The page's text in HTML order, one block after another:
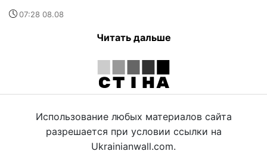
07:28 08.08
Читать дальше
Использование любых материалов сайта
разрешается при условии ссылки на
Ukrainianwall.com.